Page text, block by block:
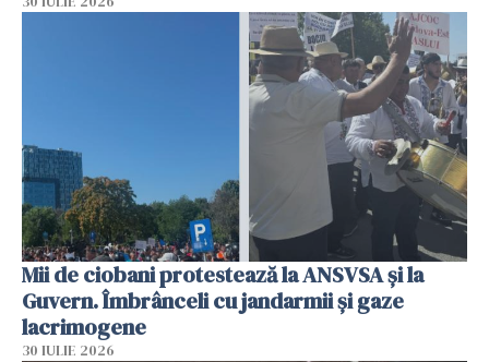
Mii de ciobani protestează la ANSVSA și la
Guvern. Îmbrânceli cu jandarmii și gaze
lacrimogene
30 IULIE 2026